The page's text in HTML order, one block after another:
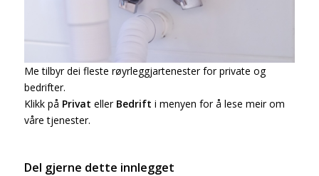
Me tilbyr dei fleste røyrleggjartenester for private og
bedrifter.
Klikk på Privat eller Bedrift i menyen for å lese meir om
våre tjenester.
Del gjerne dette innlegget